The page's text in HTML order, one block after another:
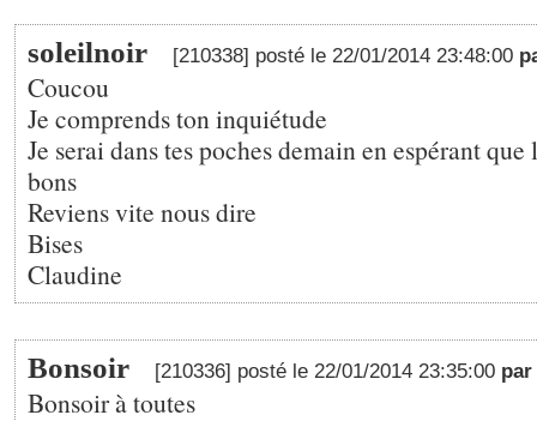
soleilnoir [210338] posté le 22/01/2014 23:48:00
Coucou
Je comprends ton inquiétude
Je serai dans tes poches demain en espérant que
bons
Reviens vite nous dire
Bises
Claudine
Bonsoir [210336] posté le 22/01/2014 23:35:00 par
Bonsoir à toutes